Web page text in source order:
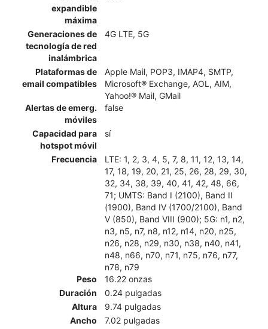
expandible
máxima
Generaciones de
tecnología de red
inalámbrica
4G LTE, 5G
Plataformas de
email compatibles
Apple Mail, POP3, IMAP4, SMTP,
Microsoft® Exchange, AOL, AIM,
Yahoo!® Mail, GMail
Alertas de emerg.
móviles
false
Capacidad para
hotspot móvil
sí
Frecuencia
LTE: 1, 2, 3, 4, 5, 7, 8, 11, 12, 13, 14,
17, 18, 19, 20, 21, 25, 26, 28, 29, 30,
32, 34, 38, 39, 40, 41, 42, 48, 66,
71; UMTS: Band I (2100), Band II
(1900), Band IV (1700/2100), Band
V (850), Band VIII (900); 5G: n1, n2,
n3, n5, n7, n8, n12, n14, n20, n25,
n26, n28, n29, n30, n38, n40, n41,
n48, n66, n70, n71, n75, n76, n77,
n78, n79
Peso
16.22 onzas
Duración
0.24 pulgadas
Altura
9.74 pulgadas
Ancho
7.02 pulgadas